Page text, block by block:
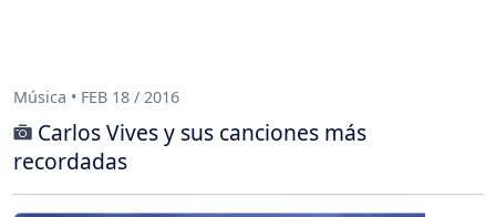
Música • FEB 18 / 2016
Carlos Vives y sus canciones más
recordadas